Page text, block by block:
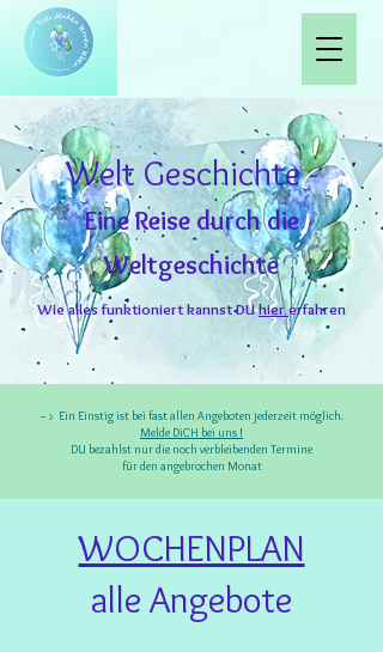
Welt Geschichte -
Eine Reise durch die
Weltgeschichte
Wie alles funktioniert kannst DUhiererfahren
-- > Ein Einstig ist bei fast allen Angeboten jederzeit möglich.
Melde DiCH bei uns !
DU bezahlst nur die noch verbleibenden Termine
für den angebrochen Monat
WOCHENPLAN
alle Angebote